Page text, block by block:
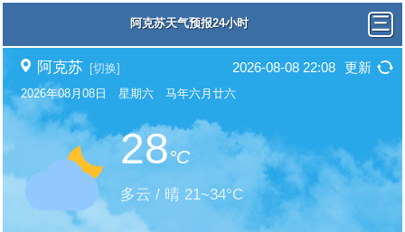
阿克苏天气预报24小时
阿克苏 [切换] 2026-08-08 22:08 更新
2026年08月08日 星期六 马年六月廿六
28°C
多云 / 晴 21~34°C